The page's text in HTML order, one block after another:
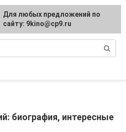
биография, интересные
Для любых предложений по
сайту: 9kino@cp9.ru